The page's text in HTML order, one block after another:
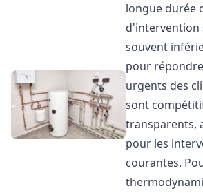
longue durée
d'intervention
souvent
pour
urgents des
sont
transparents,
pour les
courantes.